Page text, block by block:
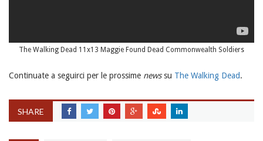
The Walking Dead 11x13 Maggie Found Dead Commonwealth Soldiers
Continuate a seguirci per le prossime newssu The Walking Dead.
SHARE